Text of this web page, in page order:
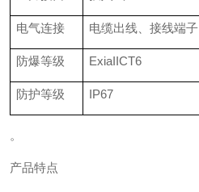
电气连接 电缆出线、接线端子
防爆等级 ExiaIICT6
防护等级 IP67
。
产品特点